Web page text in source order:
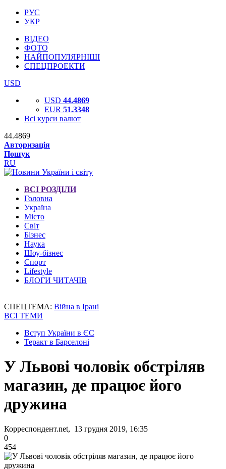
РУС
УКР
ВІДЕО
ФОТО
НАЙПОПУЛЯРНІШІ
СПЕЦПРОЕКТИ
USD
USD 44.4869
EUR 51.3348
Всі курси валют
44.4869
Авторизація
Пошук
RU
ВСІ РОЗДІЛИ
Головна
Україна
Місто
Світ
Бізнес
Наука
Шоу-бізнес
Спорт
Lifestyle
БЛОГИ ЧИТАЧІВ
СПЕЦТЕМА: Війна в Ірані
ВСІ ТЕМИ
Вступ України в ЄС
Теракт в Барселоні
У Львові чоловік обстріляв
магазин, де працює його
дружина
Корреспондент.net, 13 грудня 2019, 16:35
0
454